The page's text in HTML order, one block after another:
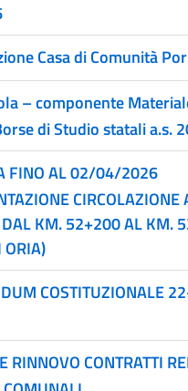
Casa di Comunità
– componente
di Studio statali a.s.
FINO AL 02/04/2026
CIRCOLAZIONE
DAL KM. 52+200 AL KM.
ORIA)
COSTITUZIONALE
RINNOVO CONTRATTI